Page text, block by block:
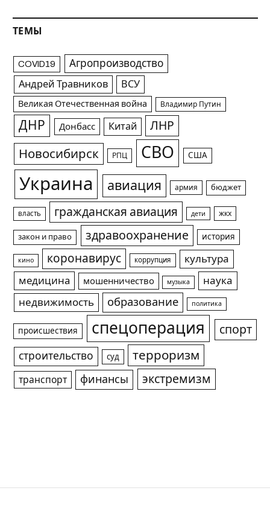
ТЕМЫ
COVID19 Агропроизводство
Андрей Травников ВСУ
Великая Отечественная война Владимир Путин
ДНР Донбасс Китай ЛНР
Новосибирск РПЦ СВО США
Украина авиация армия бюджет
власть гражданская авиация дети жкх
закон и право здравоохранение история
кино коронавирус коррупция
культура
медицина
мошенничество музыка
наука
недвижимость
образование политика
происшествия спецоперация спорт
строительство суд терроризм
транспорт финансы экстремизм